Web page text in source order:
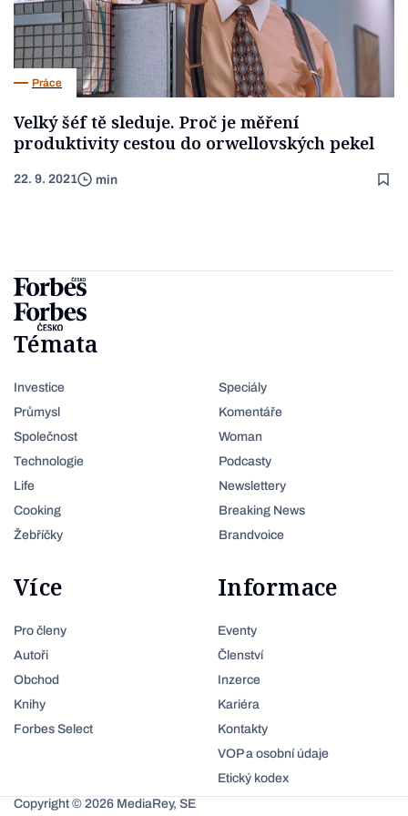
Práce
Velký šéf tě sleduje. Proč je měření
produktivity cestou do orwellovských pekel
22. 9. 2021 min
Témata
Investice
Průmysl
Společnost
Technologie
Life
Cooking
Žebříčky
Speciály
Komentáře
Woman
Podcasty
Newslettery
Breaking News
Brandvoice
Více
Pro členy
Autoři
Obchod
Knihy
Forbes Select
Informace
Eventy
Členství
Inzerce
Kariéra
Kontakty
VOP a osobní údaje
Etický kodex
Copyright © 2026 MediaRey, SE